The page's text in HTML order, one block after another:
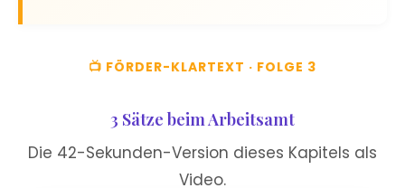
📺 FÖRDER-KLARTEXT · FOLGE 3
3 Sätze beim Arbeitsamt
Die 42-Sekunden-Version dieses Kapitels als
Video.